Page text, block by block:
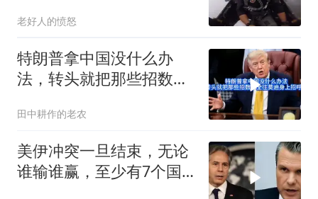
老好人的愤怒
特朗普拿中国没什么办
法，转头就把那些招数，
田中耕作的老农
美伊冲突一旦结束，无论
谁输谁赢，至少有7个国